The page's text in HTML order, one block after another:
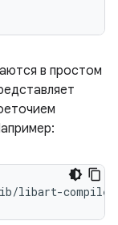
в простом
libart-